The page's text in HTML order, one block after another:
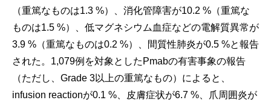
（重篤なものは1.3 %）、消化管障害が10.2 %（重篤な
ものは1.5 %）、低マグネシウム血症などの電解質異常が
3.9 %（重篤なものは0.2 %）、間質性肺炎が0.5 %と報告
された。1,079例を対象としたPmabの有害事象の報告
（ただし、Grade 3以上の重篤なもの）によると、
infusion reactionが0.1 %、皮膚症状が6.7 %、爪周囲炎が